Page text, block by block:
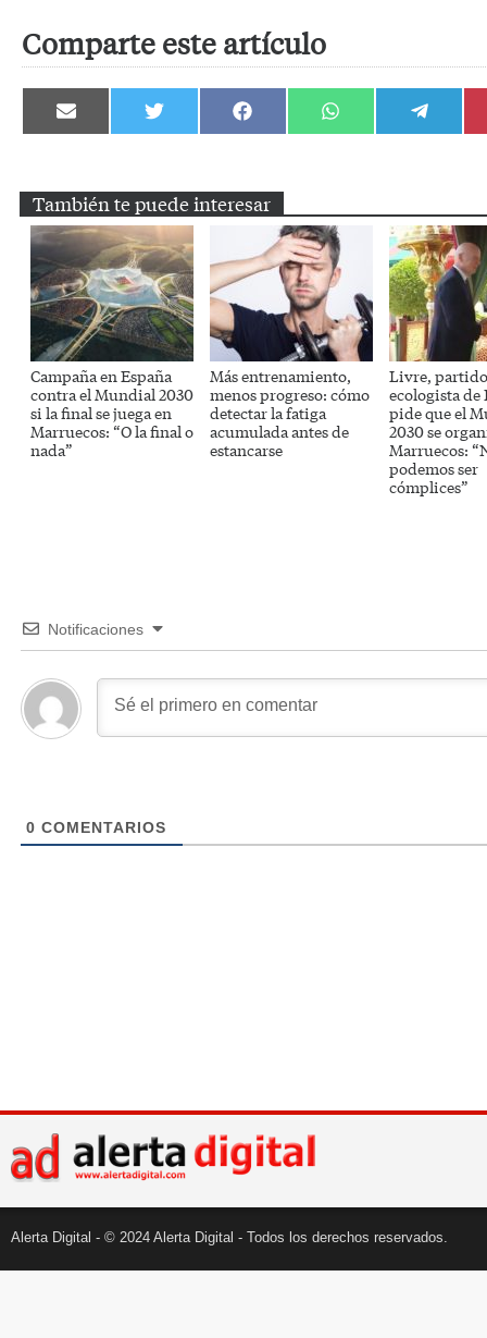
Comparte este artículo
Compartir
en
Compartir
en
Compartir
en
Compartir
en
Compartir
en
También te puede interesar
Campaña en España
contra el Mundial 2030
si la final se juega en
Marruecos: “O la final o
nada”
Más entrenamiento,
menos progreso: cómo
detectar la fatiga
acumulada antes de
estancarse
Livre, partido
ecologista de
pide que el
2030 se
Marruecos:
podemos ser
cómplices”
Notificaciones
0 COMENTARIOS
Alerta Digital - © 2024 Alerta Digital - Todos los derechos reservados.